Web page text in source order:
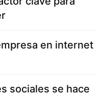
en internet
sociales se hace